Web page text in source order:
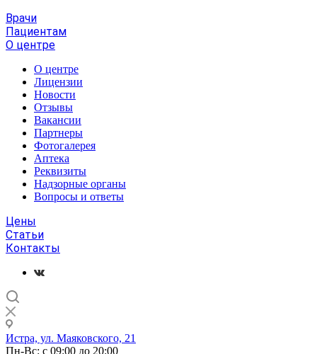
Врачи
Пациентам
О центре
О центре
Лицензии
Новости
Отзывы
Вакансии
Партнеры
Фотогалерея
Аптека
Реквизиты
Надзорные органы
Вопросы и ответы
Цены
Статьи
Контакты
Истра, ул. Маяковского, 21
Пн-Вс: с 09:00 до 20:00